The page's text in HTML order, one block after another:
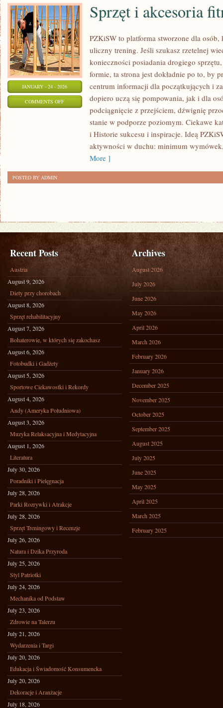
JANUARY - 24 - 2026
COMMENTS OFFON
AKCESORIA
Sprzęt i akcesoria
PZKiSW to platforma stworzone dla
uliczny trening. Jeśli szukasz rzetelnej
konieczności posiadania drogiego
formie, ta strona jest dokładnie po to, by
centrum informacji dla początkujących i
dopiero uczą się pompowania, jak i dla
podciągnięcie z przejściem, dźwignię
stanie w podporze poziomym. Ciekawe
i Historie sukcesu i inspiracje. Ideą
aktywności w duchu: minimum
More ]
POSTED BY ADMIN
Recent Posts
Austria
August 9, 2026
Diety przy chorobach
August 8, 2026
Sprzęt rehabilitacyjny
August 7, 2026
Bohaterowie, w których się zakochasz
August 6, 2026
Fotobudki i Gadżety
August 5, 2026
Sportowe Ciekawostki i Rekordy
August 4, 2026
Andy (Ameryka Południowa)
August 3, 2026
Muzyka Relaksacyjna i Medytacyjna
August 1, 2026
Literatura
July 30, 2026
Poradniki i Pielęgnacja
July 28, 2026
Parki Rozrywki i Atrakcje
July 28, 2026
Sprzęt Treningowy i Recenzje
July 26, 2026
Natura i Dzika Przyroda
July 25, 2026
Styl Patriotki
July 24, 2026
Mechanika od Podstaw
July 23, 2026
Zdrowie na Talerzu
July 21, 2026
Wydarzenia i Targi
July 20, 2026
Edukacja i Świadomość Konsumencka
July 20, 2026
Dekoracje i Aranżacje
July 18, 2026
Archives
August 2026
July 2026
June 2026
May 2026
April 2026
March 2026
February 2026
January 2026
December 2025
November 2025
October 2025
September 2025
August 2025
July 2025
June 2025
May 2025
April 2025
March 2025
February 2025